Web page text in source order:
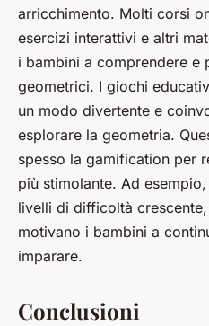
arricchimento. Molti corsi
esercizi interattivi e altri
i bambini a comprendere e
geometrici. I giochi
un modo divertente e
esplorare la geometria.
spesso la gamification per
più stimolante. Ad
livelli di difficoltà
motivano i bambini a
imparare.
Conclusioni